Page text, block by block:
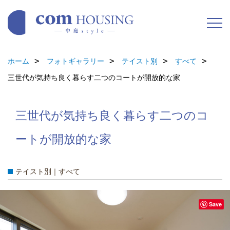
ホーム フォトギャラリー テイスト別
すべて
三世代が気持ち良く暮らす二つのコートが開放的な家
三世代が気持ち良く暮らす二つのコ
ートが開放的な家
テイスト別｜すべて
Save